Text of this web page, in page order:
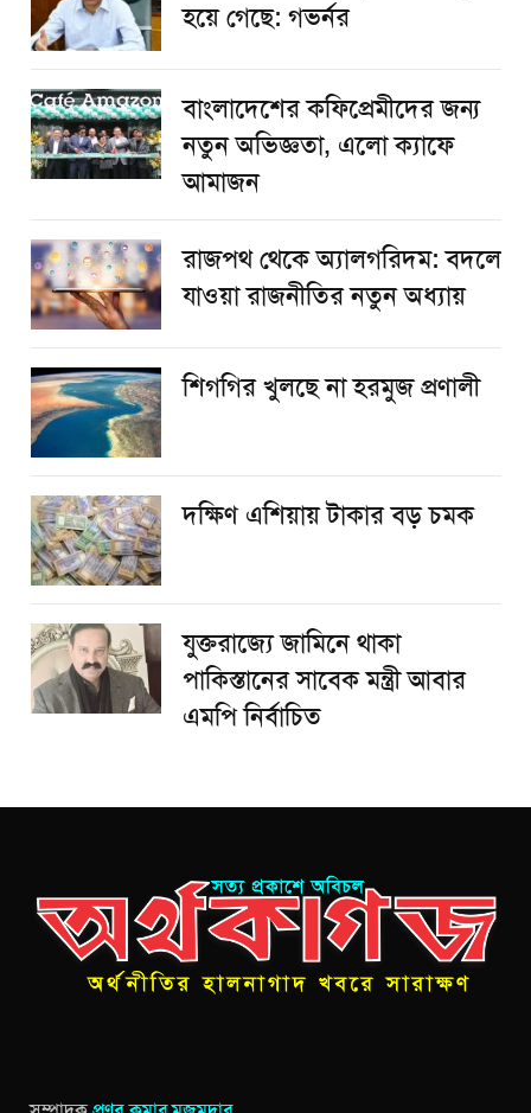
হয়ে গেছে: গভর্নর
বাংলাদেশের কফিপ্রেমীদের জন্য
নতুন অভিজ্ঞতা, এলো ক্যাফে
আমাজন
রাজপথ থেকে অ্যালগরিদম: বদলে
যাওয়া রাজনীতির নতুন অধ্যায়
শিগগির খুলছে না হরমুজ প্রণালী
দক্ষিণ এশিয়ায় টাকার বড় চমক
যুক্তরাজ্যে জামিনে থাকা
পাকিস্তানের সাবেক মন্ত্রী আবার
এমপি নির্বাচিত